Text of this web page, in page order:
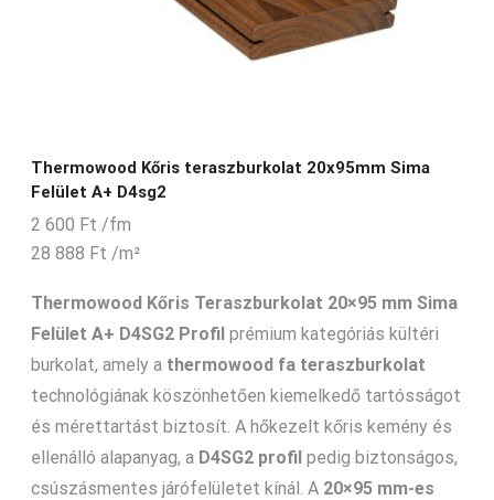
Thermowood Kőris teraszburkolat 20x95mm Sima
Felület A+ D4sg2
2 600 Ft /fm
28 888 Ft /m²
Thermowood Kőris Teraszburkolat 20×95 mm Sima
Felület A+ D4SG2 Profil prémium kategóriás kültéri
burkolat, amely a thermowood fa teraszburkolat
technológiának köszönhetően kiemelkedő tartósságot
és mérettartást biztosít. A hőkezelt kőris kemény és
ellenálló alapanyag, a D4SG2 profil pedig biztonságos,
csúszásmentes járófelületet kínál. A 20×95 mm-es